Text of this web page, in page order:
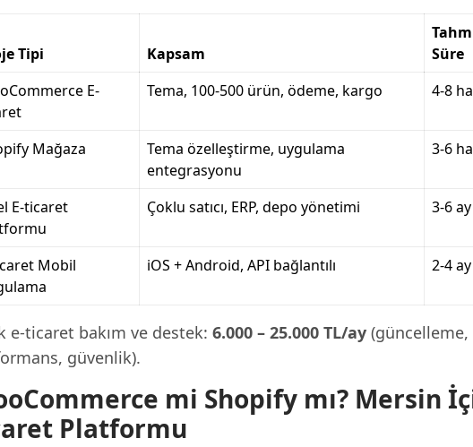
Tipi Kapsam
Süre
E-
Tema, 100-500 ürün, ödeme, kargo 4-8
Mağaza
Tema özelleştirme, uygulama
entegrasyonu
3-6
E-ticaret
Çoklu satıcı, ERP, depo yönetimi 3-6 ay
Mobil
iOS + Android, API bağlantılı 2-4 ay
e-ticaret bakım ve destek: 6.000 – 25.000 TL/ay
güvenlik).
mi Shopify mı? Mersin
Platformu